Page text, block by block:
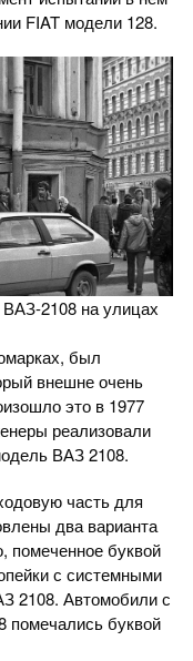
FIAT модели 128.
2108 на улицах
был
внешне очень
это в 1977
реализовали
ВАЗ 2108.
часть для
два варианта
помеченное буквой
с системными
2108. Автомобили с
помечались буквой